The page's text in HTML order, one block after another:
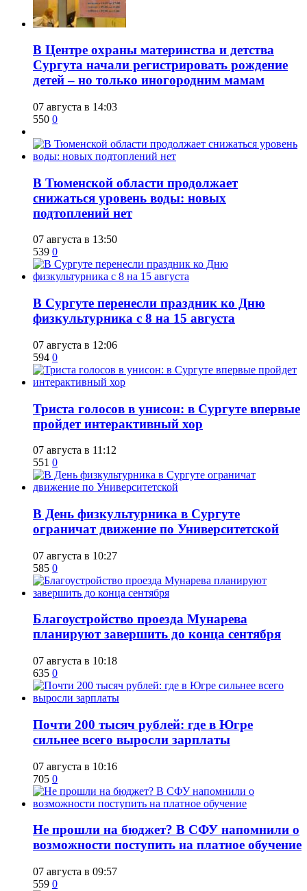
​В Центре охраны материнства и детства
Сургута начали регистрировать рождение
детей – но только иногородним мамам
07 августа в 14:03
550 0
​В Тюменской области продолжает
снижаться уровень воды: новых
подтоплений нет
07 августа в 13:50
539 0
​В Сургуте перенесли праздник ко Дню
физкультурника с 8 на 15 августа
07 августа в 12:06
594 0
​Триста голосов в унисон: в Сургуте впервые
пройдет интерактивный хор
07 августа в 11:12
551 0
​В День физкультурника в Сургуте
ограничат движение по Университетской
07 августа в 10:27
585 0
Благоустройство проезда Мунарева
планируют завершить до конца сентября
07 августа в 10:18
635 0
​Почти 200 тысяч рублей: где в Югре
сильнее всего выросли зарплаты
07 августа в 10:16
705 0
Не прошли на бюджет? В СФУ напомнили о
возможности поступить на платное обучение
07 августа в 09:57
559 0